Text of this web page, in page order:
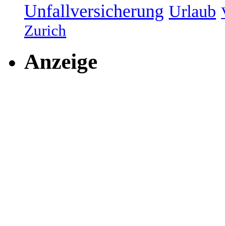
Unfallversicherung Urlaub
Zurich
Anzeige